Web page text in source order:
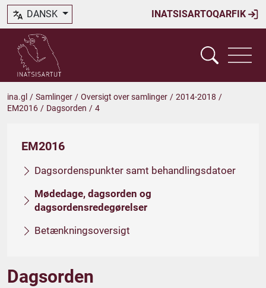
INATSISARTOQARFIK
DANSK
ina.gl / Samlinger / Oversigt over samlinger / 2014-2018 /
EM2016 / Dagsorden / 4
EM2016
Dagsordenspunkter samt behandlingsdatoer
Mødedage, dagsorden og
dagsordensredegørelser
Betænkningsoversigt
Dagsorden